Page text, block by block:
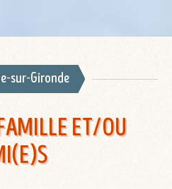
sur-Gironde
ET/OU